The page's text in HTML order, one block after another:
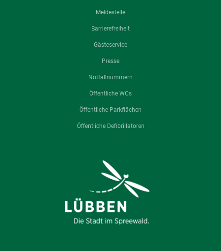
Meldestelle
Barrierefreiheit
Gästeservice
Presse
Notfallnummern
Öffentliche WCs
Öffentliche Parkflächen
Öffentliche Defibrillatoren